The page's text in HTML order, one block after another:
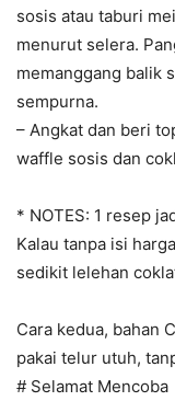
sosis atau taburi
menurut selera.
memanggang balik
sempurna.
– Angkat dan beri
waffle sosis dan
* NOTES: 1 resep
Kalau tanpa isi
sedikit lelehan
Cara kedua, bahan
pakai telur utuh,
# Selamat Mencoba